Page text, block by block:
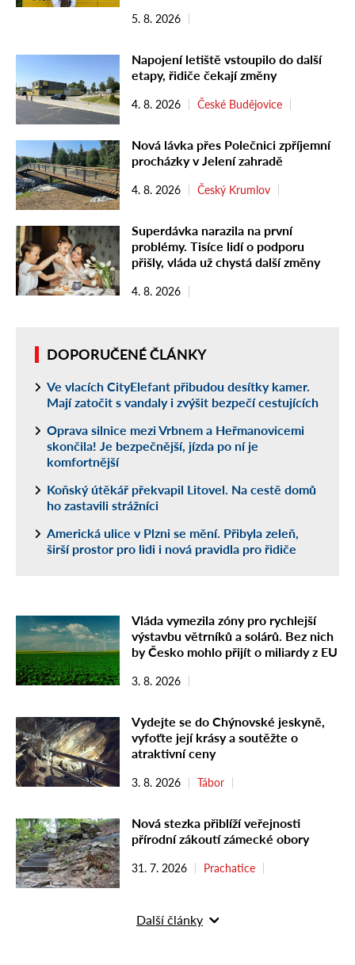
5. 8. 2026
Napojení letiště vstoupilo do další
etapy, řidiče čekají změny
4. 8. 2026 České Budějovice
Nová lávka přes Polečnici zpříjemní
procházky v Jelení zahradě
4. 8. 2026 Český Krumlov
Superdávka narazila na první
problémy. Tisíce lidí o podporu
přišly, vláda už chystá další změny
4. 8. 2026
DOPORUČENÉ ČLÁNKY
Ve vlacích CityElefant přibudou desítky kamer.
Mají zatočit s vandaly i zvýšit bezpečí cestujících
Oprava silnice mezi Vrbnem a Heřmanovicemi
skončila! Je bezpečnější, jízda po ní je
komfortnější
Koňský útěkář překvapil Litovel. Na cestě domů
ho zastavili strážníci
Americká ulice v Plzni se mění. Přibyla zeleň,
širší prostor pro lidi i nová pravidla pro řidiče
Vláda vymezila zóny pro rychlejší
výstavbu větrníků a solárů. Bez nich
by Česko mohlo přijít o miliardy z EU
3. 8. 2026
Vydejte se do Chýnovské jeskyně,
vyfoťte její krásy a soutěžte o
atraktivní ceny
3. 8. 2026 Tábor
Nová stezka přiblíží veřejnosti
přírodní zákoutí zámecké obory
31. 7. 2026 Prachatice
Další články